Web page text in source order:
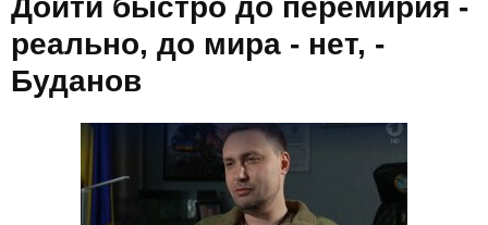
Дойти быстро до перемирия -
реально, до мира - нет, -
Буданов